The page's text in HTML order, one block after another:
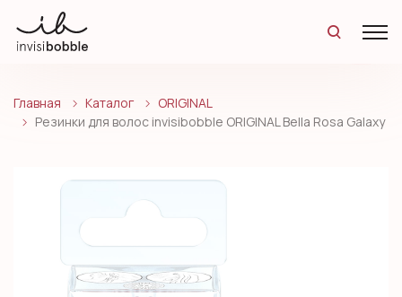
Главная Каталог
ORIGINAL
Резинки для волос invisibobble ORIGINAL Bella Rosa Galaxy